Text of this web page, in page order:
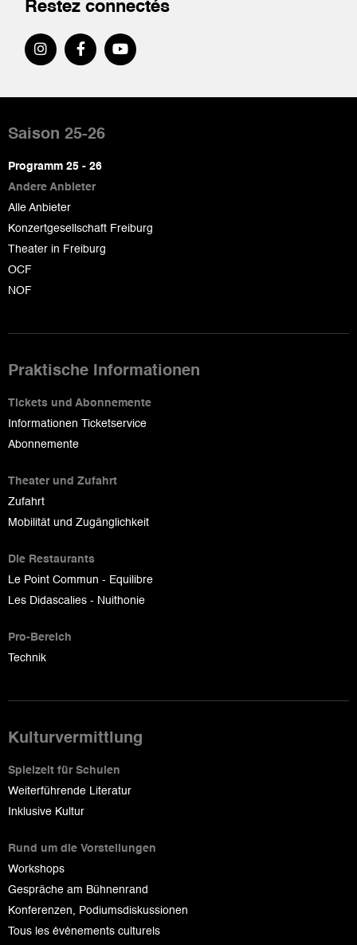
Restez connectés
de
page
Saison 25-26
Programm 25 - 26
Andere Anbieter
Alle Anbieter
Konzertgesellschaft Freiburg
Theater in Freiburg
OCF
NOF
Praktische Informationen
Tickets und Abonnemente
Informationen Ticketservice
Abonnemente
Theater und Zufahrt
Zufahrt
Mobilität und Zugänglichkeit
Die Restaurants
Le Point Commun - Equilibre
Les Didascalies - Nuithonie
Pro-Bereich
Technik
Kulturvermittlung
Spielzeit für Schulen
Weiterführende Literatur
Inklusive Kultur
Rund um die Vorstellungen
Workshops
Gespräche am Bühnenrand
Konferenzen, Podiumsdiskussionen
Tous les événements culturels